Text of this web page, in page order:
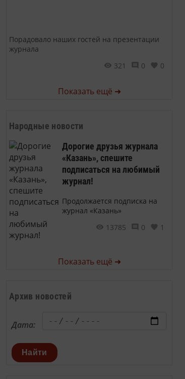
Порадовало наших гостей на презентации
журнала
321
0 0
Показать ещё ➜
Народные новости
Дорогие друзья журнала
«Казань», спешите
подписаться на любимый
журнал!
Продолжается подписка на
журнал «Казань»
13785
0 1
Показать ещё ➜
Архив новостей
Дата:
Найти